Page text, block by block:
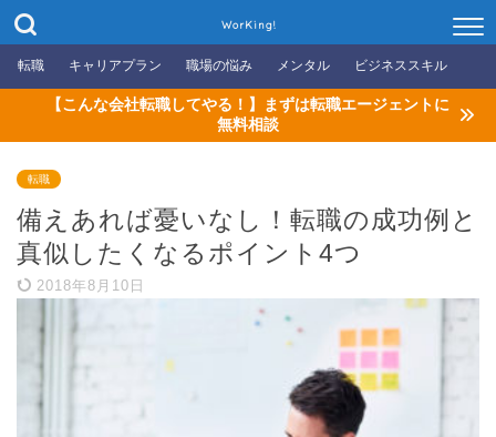
WorKing!
転職 キャリアプラン 職場の悩み メンタル ビジネススキル
【こんな会社転職してやる！】まずは転職エージェントに
無料相談
転職
備えあれば憂いなし！転職の成功例と
真似したくなるポイント4つ
2018年8月10日